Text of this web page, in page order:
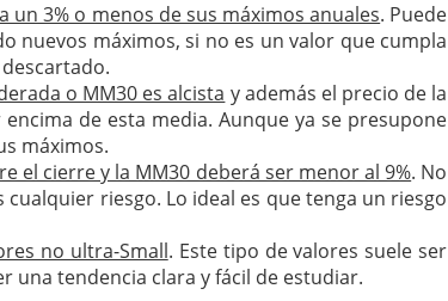
un 3% o menos de sus máximos anuales. Puede
nuevos máximos, si no es un valor que cumpla
o MM30 es alcista y además el precio de la
de esta media. Aunque ya se presupone
máximos.
el cierre y la MM30 deberá ser menor al 9%. No
riesgo. Lo ideal es que tenga un riesgo
no ultra-Small. Este tipo de valores suele ser
una tendencia clara y fácil de estudiar.